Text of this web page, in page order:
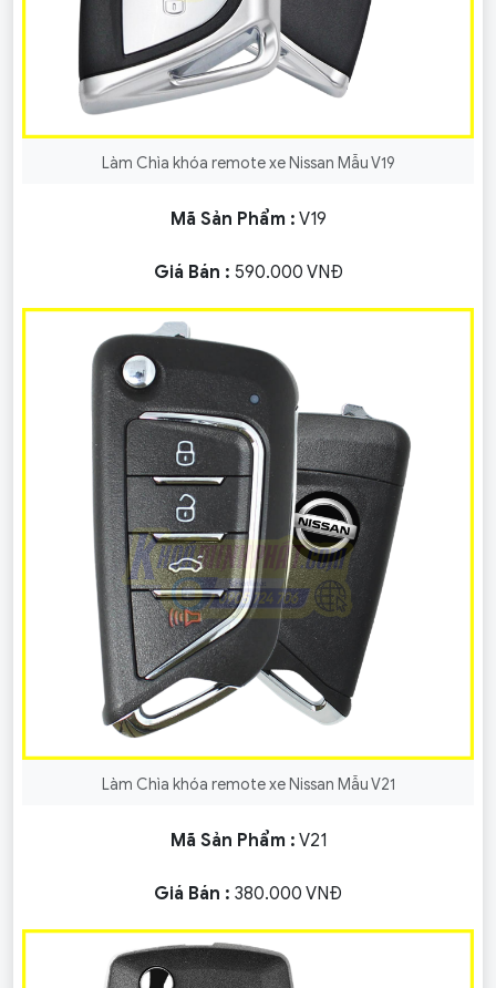
Làm Chìa khóa remote xe Nissan Mẫu V19
Mã Sản Phẩm : V19
Giá Bán : 590.000 VNĐ
Làm Chìa khóa remote xe Nissan Mẫu V21
Mã Sản Phẩm : V21
Giá Bán : 380.000 VNĐ